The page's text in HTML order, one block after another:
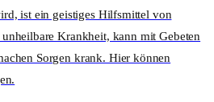
ist ein geistiges Hilfsmittel von
Krankheit, kann mit Gebeten
Sorgen krank. Hier können